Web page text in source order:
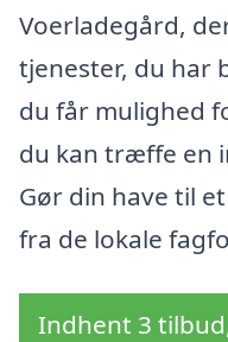
Voerladegård,
tjenester, du har
du får mulighed
du kan træffe en
Gør din have til
fra de lokale
Indhent 3